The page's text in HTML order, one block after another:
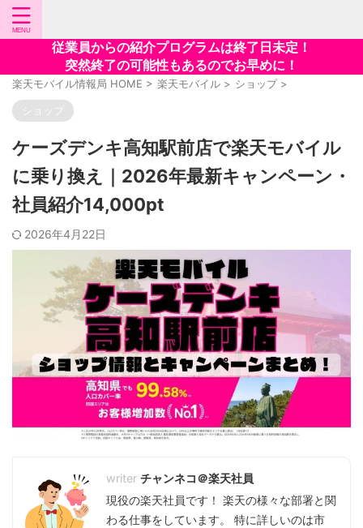
従業員からの紹介プログラムは終了日未定！
突然終了の可能性もあるのでお早めに！
楽天モバイル情報局 HOME > 楽天モバイル > ショップ >
ショップ
ケーズデンキ高知駅前店で楽天モバイル
に乗り換え｜2026年最新キャンペーン・
社員紹介14,000pt
2026年4月22日
チャンネコ＠楽天社員
現役の楽天社員です！ 楽天の様々な部署と関
わる仕事をしています。 特に詳しいのは市